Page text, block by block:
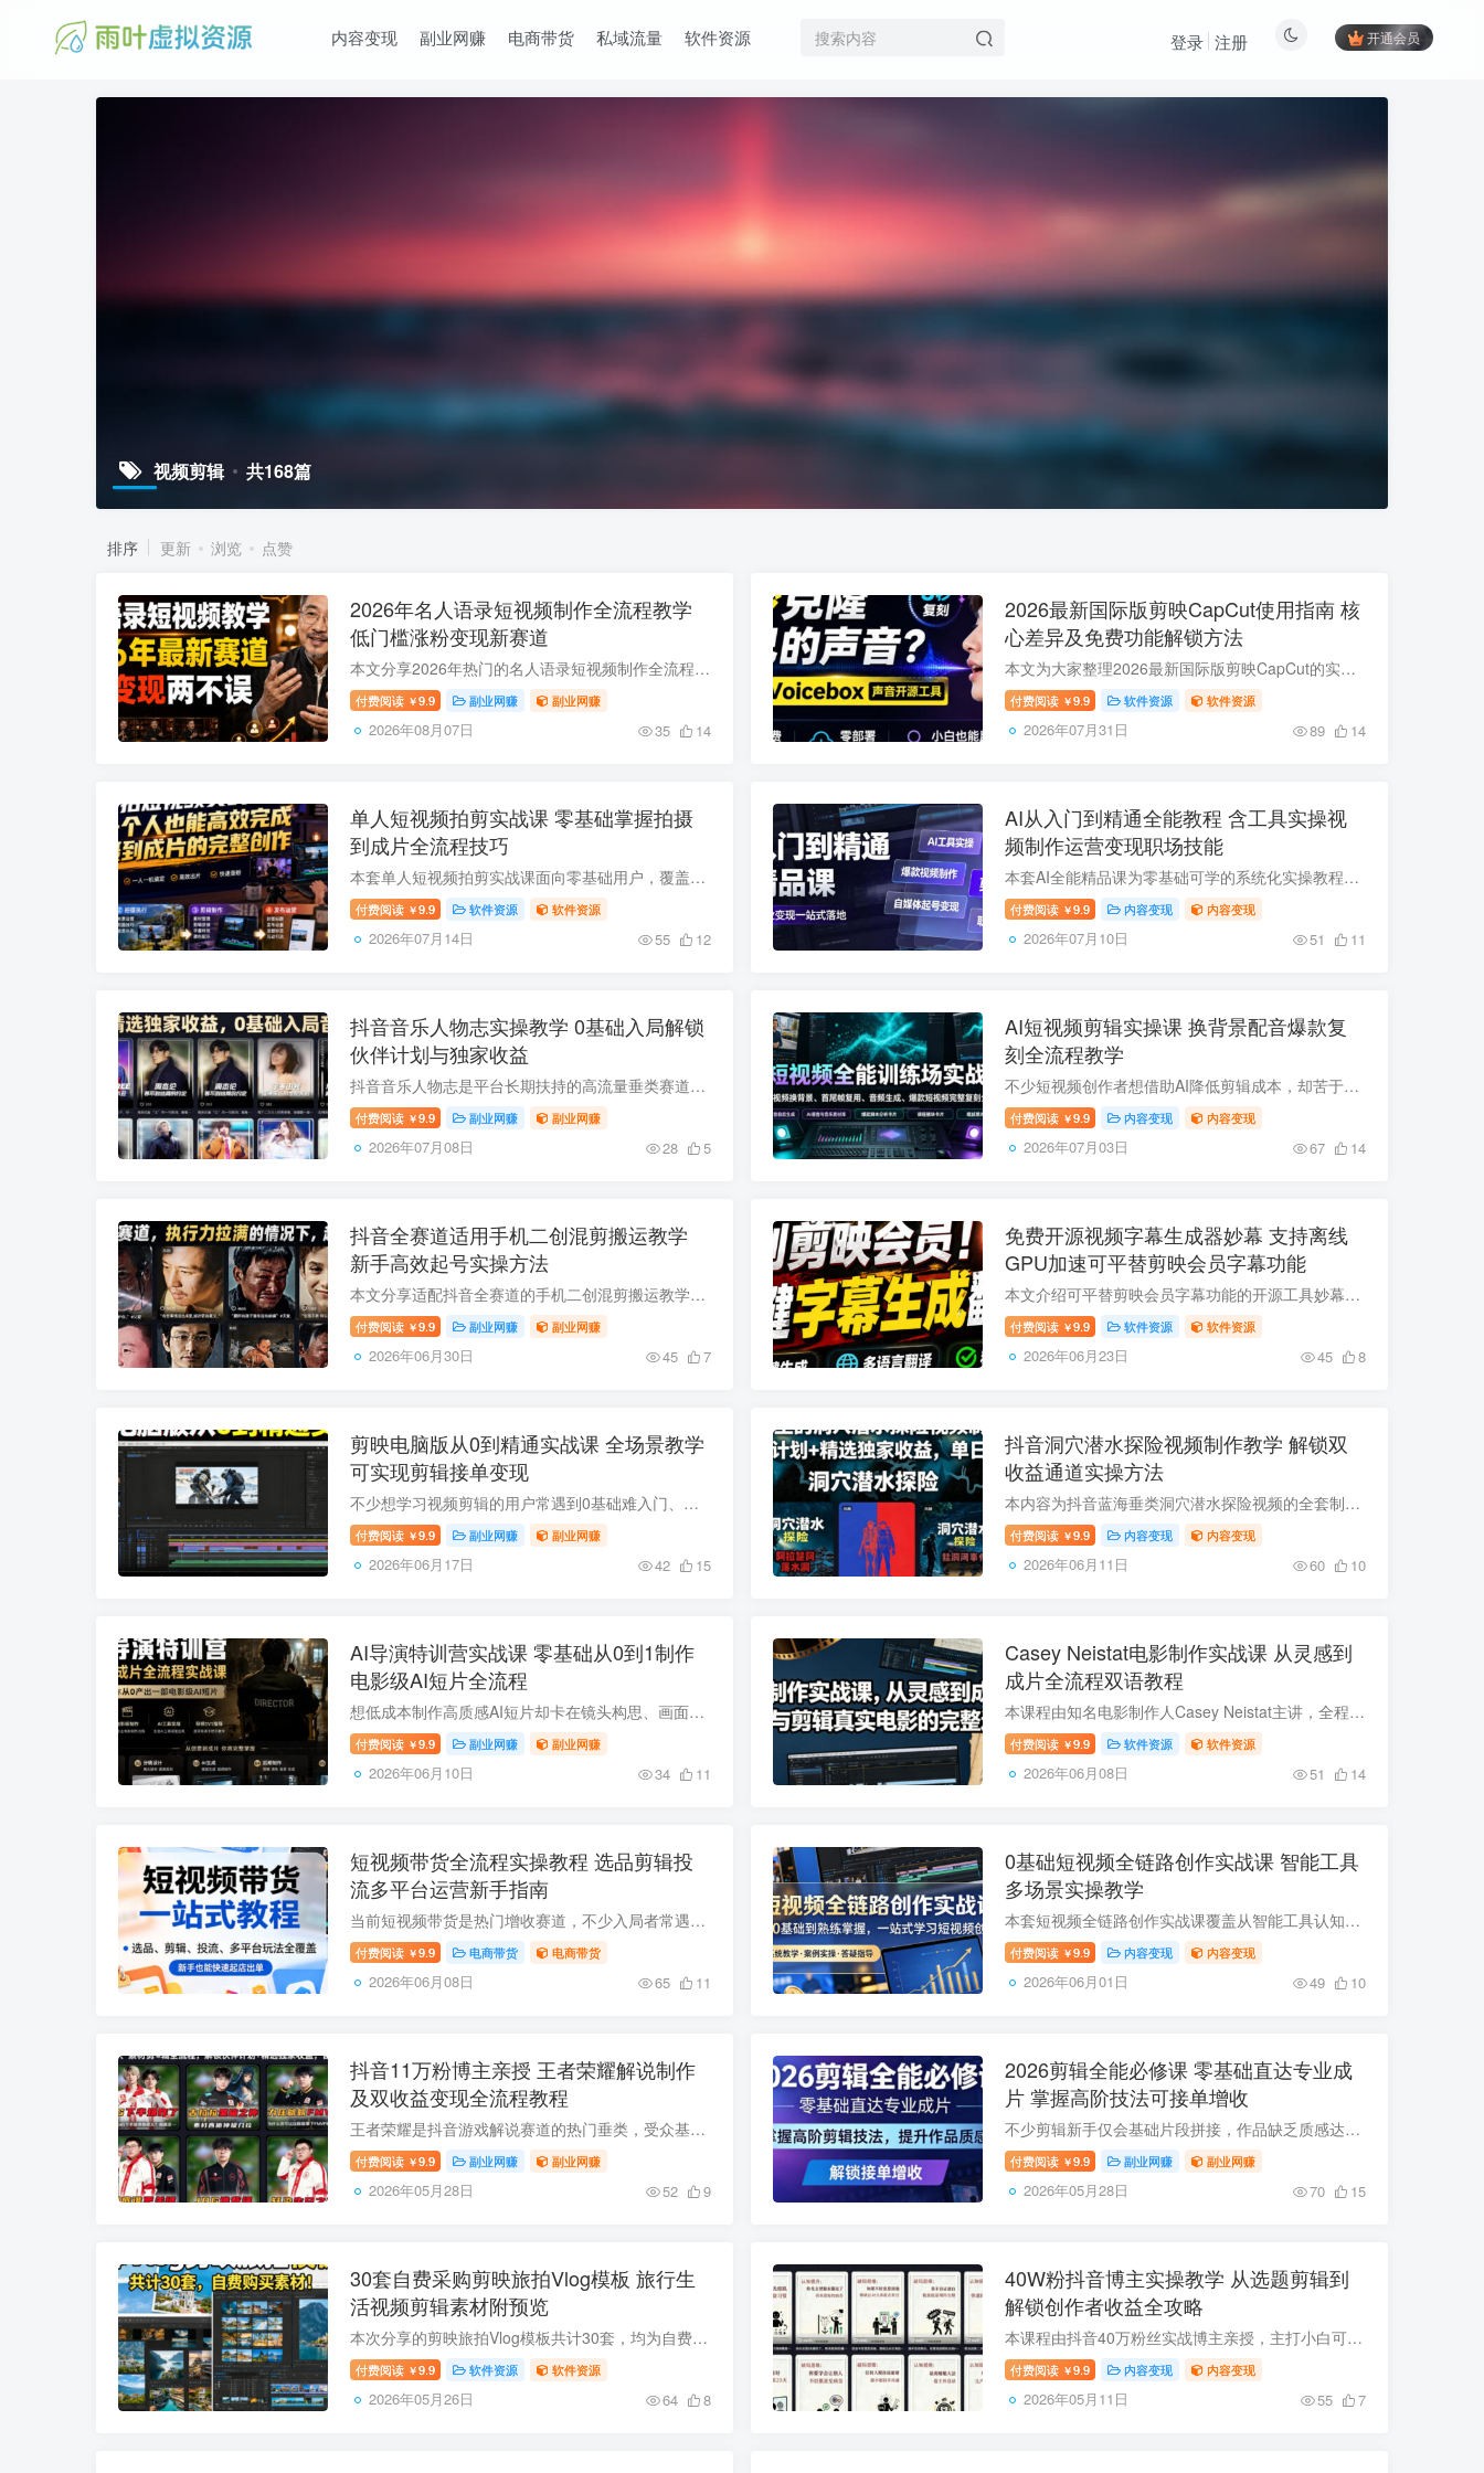
内容变现 副业网赚 电商带货 私域流量 软件资源 开通会员
登录 注册
视频剪辑 共168篇
排序 更新 浏览 点赞
2026年名人语录短视频制作全流程教学
低门槛涨粉变现新赛道
本文分享2026年热门的名人语录短视频制作全流程教程，内容涵盖文案创作、纯净人物音频提取、音频处理、视频剪辑、配套软件部署等核心板块，还附赠手机端简易操作教程，可适配和珅等不同名人的语...
付费阅读 ￥9.9 副业网赚 副业网赚
2026年08月07日 35 14
2026最新国际版剪映CapCut使用指南 核
心差异及免费功能解锁方法
本文为大家整理2026最新国际版剪映CapCut的实用使用攻略，对比其与国内版剪映在收费模式、功能特性、风格适配等方面的核心差异，解答界面改中文、会员通用、水印去除、AI功能失效等常见问题，帮...
付费阅读 ￥9.9 软件资源 软件资源
2026年07月31日 89 14
单人短视频拍剪实战课 零基础掌握拍摄
到成片全流程技巧
本套单人短视频拍剪实战课面向零基础用户，覆盖情绪、励志、旅行等多题材实操教学，从镜头景别、构图技巧、运镜方法到脚本思路、剪辑发布、工具使用全流程讲解，针对性解决画面抖动、说话卡壳等...
付费阅读 ￥9.9 软件资源 软件资源
2026年07月14日 55 12
AI从入门到精通全能教程 含工具实操视
频制作运营变现职场技能
本套AI全能精品课为零基础可学的系统化实操教程，整合AI工具实操、创意视频制作、剪映高阶特效、自媒体运营、多赛道变现、职场AI赋能等板块，覆盖短视频创作、自媒体起号、副业增收、职场提效等...
付费阅读 ￥9.9 内容变现 内容变现
2026年07月10日 51 11
抖音音乐人物志实操教学 0基础入局解锁
伙伴计划与独家收益
抖音音乐人物志是平台长期扶持的高流量垂类赛道，不少创作者入局时会遇到文案缺乏共情、剪辑不合规、拿不到精选补贴、错过独家签约收益等卡点。本次大佬打造的完整教学覆盖内容创作、剪辑优化、...
付费阅读 ￥9.9 副业网赚 副业网赚
2026年07月08日 28 5
AI短视频剪辑实操课 换背景配音爆款复
刻全流程教学
不少短视频创作者想借助AI降低剪辑成本，却苦于没有标准化制作流程，普遍存在AI工具不会用、制作效率低、配音资源不足、不会复刻爆款等痛点。本套AI短视频实操课覆盖AI换背景、首尾帧复用、音频...
付费阅读 ￥9.9 内容变现 内容变现
2026年07月03日 67 14
抖音全赛道适用手机二创混剪搬运教学
新手高效起号实操方法
本文分享适配抖音全赛道的手机二创混剪搬运教学内容，讲解混剪二次创作核心逻辑，即通过对原有素材二次加工、重构叙事线与主题，产出符合平台规则的原创内容，配套包含实操教程视频与参数说明资...
付费阅读 ￥9.9 副业网赚 副业网赚
2026年06月30日 45 7
免费开源视频字幕生成器妙幕 支持离线
GPU加速可平替剪映会员字幕功能
本文介绍可平替剪映会员字幕功能的开源工具妙幕，它支持音视频字幕自动生成、多语言翻译、时间轴校准，可离线运行还能调用本地GPU加速，无GPU也可正常使用，对搬运海外视频的创作者十分友好，工...
付费阅读 ￥9.9 软件资源 软件资源
2026年06月23日 45 8
剪映电脑版从0到精通实战课 全场景教学
可实现剪辑接单变现
不少想学习视频剪辑的用户常遇到0基础难入门、仅会基础粗剪视频无质感、想做账号或接单变现无系统学习路径等痛点。本套剪映电脑版实战课含75+课时，覆盖基础操作、高阶特效、专业调色及20+全场...
付费阅读 ￥9.9 副业网赚 副业网赚
2026年06月17日 42 15
抖音洞穴潜水探险视频制作教学 解锁双
收益通道实操方法
本内容为抖音蓝海垂类洞穴潜水探险视频的全套制作教学，该赛道内容稀缺性高、平台扶持力度大，制作无需真人出镜、实地拍摄，仅靠素材重组剪辑即可产出高完播爆款内容，可解锁平台伙伴计划与精选...
付费阅读 ￥9.9 内容变现 内容变现
2026年06月11日 60 10
AI导演特训营实战课 零基础从0到1制作
电影级AI短片全流程
想低成本制作高质感AI短片却卡在镜头构思、画面生成等各环节？这套AI导演全流程实战课专为零基础创作者打造，完整复刻专业影视工业创作链路，覆盖剧本分镜、AI工具调试、后期剪辑全步骤，拆解院...
付费阅读 ￥9.9 副业网赚 副业网赚
2026年06月10日 34 11
Casey Neistat电影制作实战课 从灵感到
成片全流程双语教程
本课程由知名电影制作人Casey Neistat主讲，全程展示从灵感萌发、实景拍摄到后期剪辑的完整电影创作流程，公开其直击人心的高效叙事秘诀，配套实拍案例与创作素材，附带中英双语字幕，学完可掌...
付费阅读 ￥9.9 软件资源 软件资源
2026年06月08日 51 14
短视频带货全流程实操教程 选品剪辑投
流多平台运营新手指南
当前短视频带货是热门增收赛道，不少入局者常遇到选品失误、流量低迷、投流成本浪费、平台规则不熟悉等难题。本套教程覆盖账号定位、选品逻辑、内容制作、付费投流、抖音快手双平台运营等全模块...
付费阅读 ￥9.9 电商带货 电商带货
2026年06月08日 65 11
0基础短视频全链路创作实战课 智能工具
多场景实操教学
本套短视频全链路创作实战课覆盖从智能工具认知、文生/图生内容核心技术、剪辑实操到全场景短视频创作、短剧制片专项的全流程教学，搭配荔枝营销、瑜伽馆运营等多个实战案例，适合零基础新手、...
付费阅读 ￥9.9 内容变现 内容变现
2026年06月01日 49 10
抖音11万粉博主亲授 王者荣耀解说制作
及双收益变现全流程教程
王者荣耀是抖音游戏解说赛道的热门垂类，受众基数大、流量稳定，叠加平台伙伴计划、精选独家双收益扶持，变现潜力可观。本套教程由11万粉实战博主亲授，从账号搭建、素材获取、文案配音剪辑到收...
付费阅读 ￥9.9 副业网赚 副业网赚
2026年05月28日 52 9
2026剪辑全能必修课 零基础直达专业成
片 掌握高阶技法可接单增收
不少剪辑新手仅会基础片段拼接，作品缺乏质感达不到商用标准，零散自学效率低下，很难掌握行业主流剪辑思路与实操手法。本套2026剪辑全能必修课采用阶梯式教学，搭建从入门到精通的完整知识体系...
付费阅读 ￥9.9 副业网赚 副业网赚
2026年05月28日 70 15
30套自费采购剪映旅拍Vlog模板 旅行生
活视频剪辑素材附预览
本次分享的剪映旅拍Vlog模板共计30套，均为自费采购的优质素材，涵盖旅途风光混剪、日常碎片拼接、出行vlog等多种风格，转场流畅、排版精美，还附带预览视频亲测可用，可帮助创作者快速搞定旅拍...
付费阅读 ￥9.9 软件资源 软件资源
2026年05月26日 64 8
40W粉抖音博主实操教学 从选题剪辑到
解锁创作者收益全攻略
本课程由抖音40万粉丝实战博主亲授，主打小白可落地可变现，覆盖抖音视频创作从选题、素材获取、剪辑到封面、音频制作全流程，无需专业基础就能快速上手，帮助创作者解锁抖音创作者伙伴、精选双...
付费阅读 ￥9.9 内容变现 内容变现
2026年05月11日 55 7